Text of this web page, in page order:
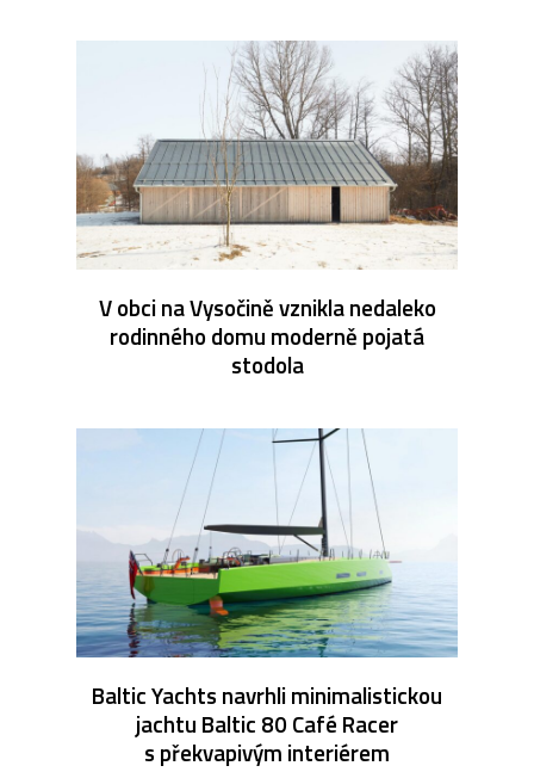
V obci na Vysočině vznikla nedaleko
rodinného domu moderně pojatá
stodola
Baltic Yachts navrhli minimalistickou
jachtu Baltic 80 Café Racer
s překvapivým interiérem